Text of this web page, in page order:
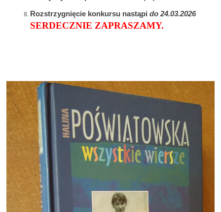
Rozstrzygnięcie konkursu nastąpido 24.03.2026
SERDECZNIE ZAPRASZAMY.